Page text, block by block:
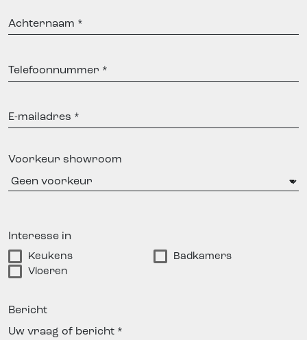
Achternaam
Telefoonnummer
E-
mailadres
Voorkeur showroom
Interesse in
Keukens
Badkamers
Vloeren
Bericht